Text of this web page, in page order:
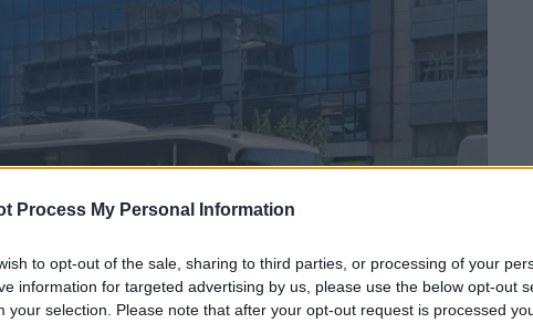
Process My Personal Information
to opt-out of the sale, sharing to third parties, or processing of your
information for targeted advertising by us, please use the below opt-out
your selection. Please note that after your opt-out request is processed